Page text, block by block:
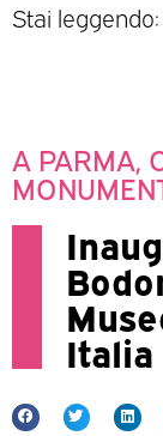
Stai leggendo:
A PARMA,
Italia